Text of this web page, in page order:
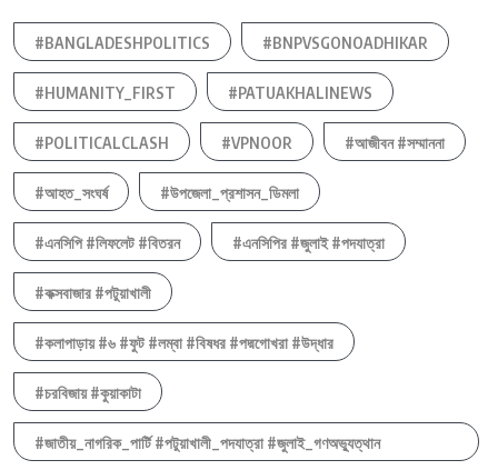
#BANGLADESHPOLITICS #BNPVSGONOADHIKAR
#HUMANITY_FIRST #PATUAKHALINEWS
#POLITICALCLASH #VPNOOR #আজীবন #সম্মাননা
#আহত_সংঘর্ষ #উপজেলা_প্রশাসন_ডিমলা
#এনসিপি #লিফলেট #বিতরন #এনসিপির #জুলাই #পদযাত্রা
#কক্সবাজার #পটুয়াখালী
#কলাপাড়ায় #৬ #ফুট #লম্বা #বিষধর #পদ্মগোখরা #উদ্ধার
#চরবিজায় #কুয়াকাটা
#জাতীয়_নাগরিক_পার্টি #পটুয়াখালী_পদযাত্রা #জুলাই_গণঅভ্যুত্থান